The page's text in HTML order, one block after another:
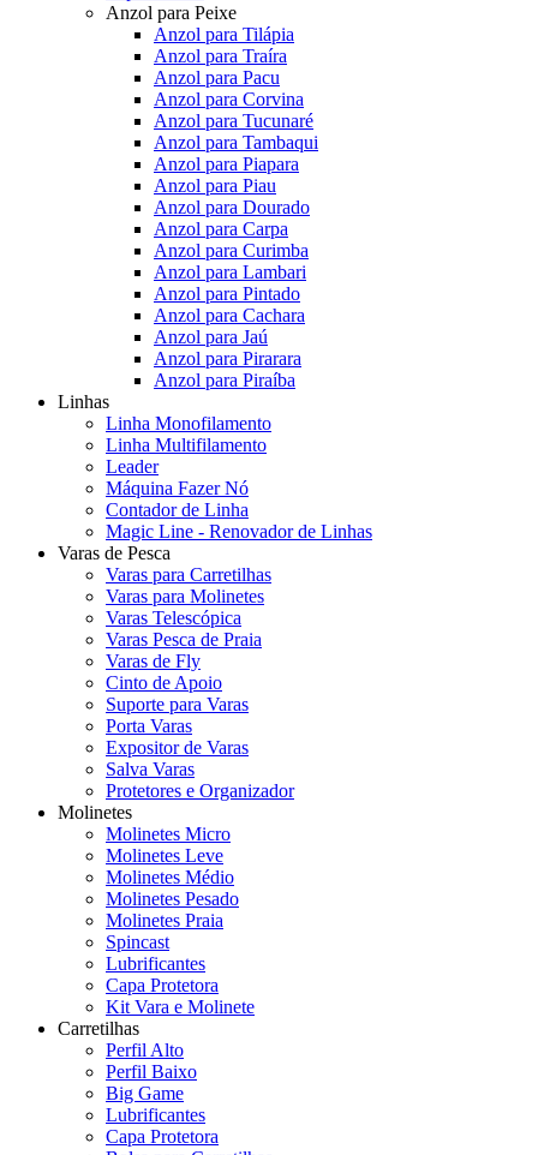
Anzol para Peixe
Anzol para Tilápia
Anzol para Traíra
Anzol para Pacu
Anzol para Corvina
Anzol para Tucunaré
Anzol para Tambaqui
Anzol para Piapara
Anzol para Piau
Anzol para Dourado
Anzol para Carpa
Anzol para Curimba
Anzol para Lambari
Anzol para Pintado
Anzol para Cachara
Anzol para Jaú
Anzol para Pirarara
Anzol para Piraíba
Linhas
Linha Monofilamento
Linha Multifilamento
Leader
Máquina Fazer Nó
Contador de Linha
Magic Line - Renovador de Linhas
Varas de Pesca
Varas para Carretilhas
Varas para Molinetes
Varas Telescópica
Varas Pesca de Praia
Varas de Fly
Cinto de Apoio
Suporte para Varas
Porta Varas
Expositor de Varas
Salva Varas
Protetores e Organizador
Molinetes
Molinetes Micro
Molinetes Leve
Molinetes Médio
Molinetes Pesado
Molinetes Praia
Spincast
Lubrificantes
Capa Protetora
Kit Vara e Molinete
Carretilhas
Perfil Alto
Perfil Baixo
Big Game
Lubrificantes
Capa Protetora